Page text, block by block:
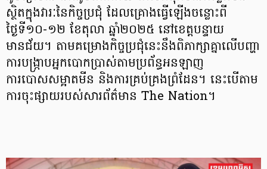
ស្ថិតក្នុងវារៈនៃកិច្ចប្រជុំ ដែលគ្រោងធ្វើឡើងចន្លោះពី
ថ្ងៃទី១០-១២ ខែតុលា ឆ្នាំ២០២៥ នៅខេត្តបន្ទាយ
មានជ័យ។ តាមគម្រោងកិច្ចប្រជុំនេះនឹងពិភាក្សាគ្នាលើបញ្ហា
ការបង្ក្រាបអ្នកបោកប្រាស់តាមប្រព័ន្ធអនឡាញ
ការបោសសម្អាតមីន និងការគ្រប់គ្រងព្រំដែន។ នេះបើតាម
ការចុះផ្សាយរបស់សារព័ត៌មាន The Nation។